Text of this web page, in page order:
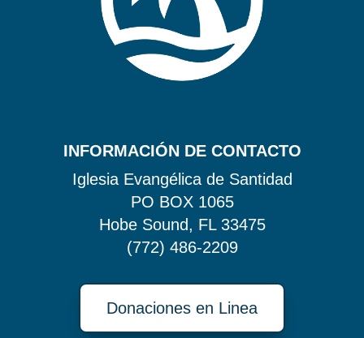
INFORMACIÓN DE CONTACTO
Iglesia Evangélica de Santidad
PO BOX 1065
Hobe Sound, FL 33475
(772) 486-2209
Donaciones en Linea